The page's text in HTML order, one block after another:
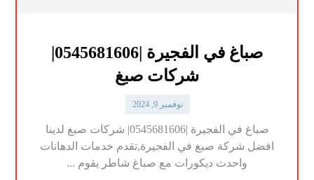
صباغ في الفجيرة |0545681606|
شركات صبغ
نوفمبر 9, 2024
صباغ في الفجيرة |0545681606| شركات صبغ لدينا
افضل شركة صبغ في الفجيرة,تقدم خدمات الدهانات
واحدث ديكورات مع صباغ شاطر يقوم ...